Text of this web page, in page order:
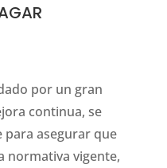
por un gran
continua, se
asegurar que
normativa vigente,